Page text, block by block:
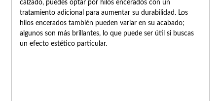
calzado, puedes optar por hilos encerados con un
tratamiento adicional para aumentar su durabilidad. Los
hilos encerados también pueden variar en su acabado;
algunos son más brillantes, lo que puede ser útil si buscas
un efecto estético particular.